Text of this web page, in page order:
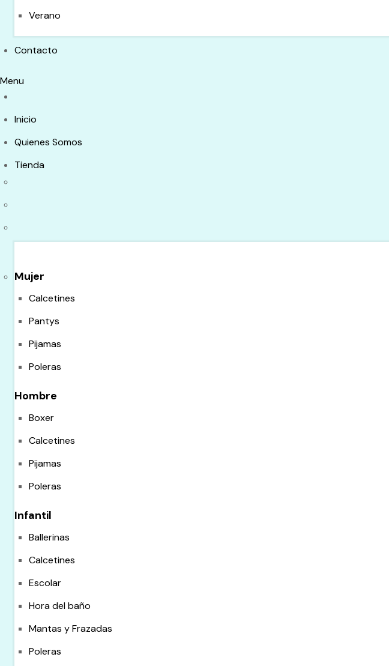
Verano
Contacto
Menu
Inicio
Quienes Somos
Tienda
Mujer
Calcetines
Pantys
Pijamas
Poleras
Hombre
Boxer
Calcetines
Pijamas
Poleras
Infantil
Ballerinas
Calcetines
Escolar
Hora del baño
Mantas y Frazadas
Poleras